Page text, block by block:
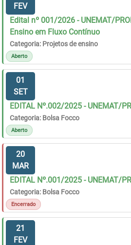
FEV
Edital nº 001/2026 - UNEMAT/
Ensino em Fluxo Contínuo
Categoria: Projetos de ensino
Aberto
01
SET
EDITAL Nº.002/2025 - UNEMAT/
Categoria: Bolsa Focco
Aberto
20
MAR
EDITAL Nº.001/2025 - UNEMAT/
Categoria: Bolsa Focco
Encerrado
21
FEV